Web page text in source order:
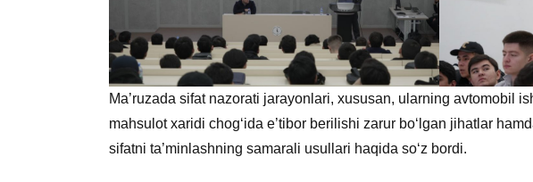
Ma’ruzada sifat nazorati jarayonlari, xususan, ularning avtomobil
mahsulot xaridi chog‘ida e’tibor berilishi zarur bo‘lgan jihatlar
sifatni ta’minlashning samarali usullari haqida so‘z bordi.